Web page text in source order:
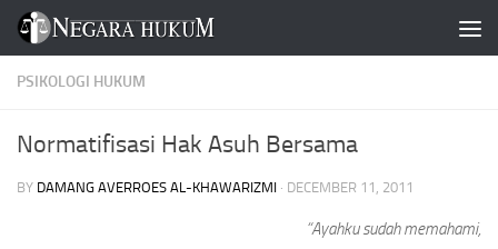
Skip to content
PSIKOLOGI HUKUM
Normatifisasi Hak Asuh Bersama
BY DAMANG AVERROES AL-KHAWARIZMI · DECEMBER 11, 2011
“Ayahku sudah memahami,